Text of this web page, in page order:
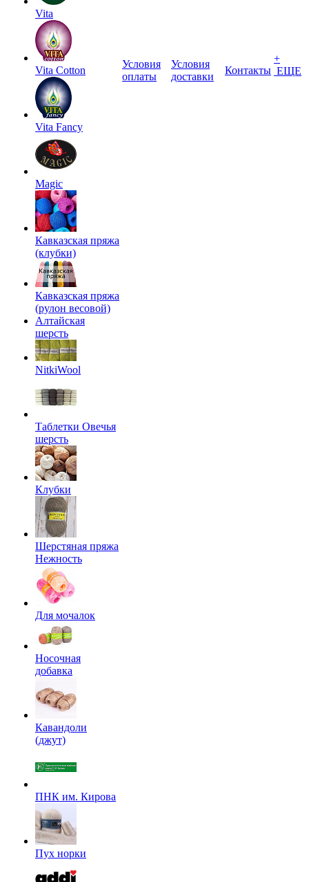
Vita
Vita Cotton
Vita Fancy
Magic
Кавказская пряжа
(клубки)
Кавказская пряжа
(рулон весовой)
Алтайская
шерсть
NitkiWool
Таблетки Овечья
шерсть
Клубки
Шерстяная пряжа
Нежность
Для мочалок
Носочная
добавка
Кавандоли
(джут)
ПНК им. Кирова
Пух норки
Условия
оплаты
Условия
доставки
Контакты
+
ЕЩЕ